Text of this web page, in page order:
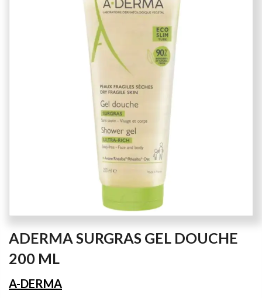
to
beginning
of
the
ADERMA SURGRAS GEL DOUCHE
200 ML
A-DERMA